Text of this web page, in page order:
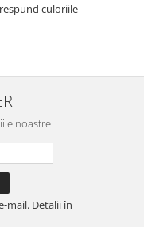
culoriile
noastre
mail. Detalii în